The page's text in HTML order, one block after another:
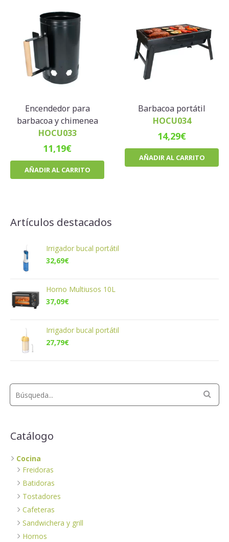
Encendedor para
barbacoa y chimenea
HOCU033
11,19€
AÑADIR AL CARRITO
Barbacoa portátil
HOCU034
14,29€
AÑADIR AL CARRITO
Artículos destacados
Irrigador bucal portátil
32,69€
Horno Multiusos 10L
37,09€
Irrigador bucal portátil
27,79€
Catálogo
Cocina
Freidoras
Batidoras
Tostadores
Cafeteras
Sandwichera y grill
Hornos